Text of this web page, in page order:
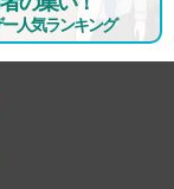
人気ランキング